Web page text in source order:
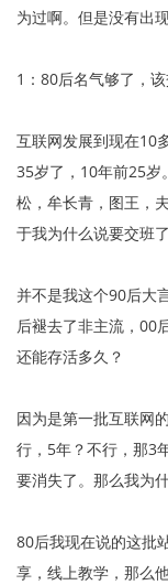
为过啊。但是没有出
1：80后名气够了，
互联网发展到现在10
35岁了，10年前25岁
松，牟长青，图王，
于我为什么说要交班
并不是我这个90后大
后褪去了非主流，00
还能存活多久？
因为是第一批互联网
行，5年？不行，那3
要消失了。那么我为
80后我现在说的这批
享，线上教学，那么